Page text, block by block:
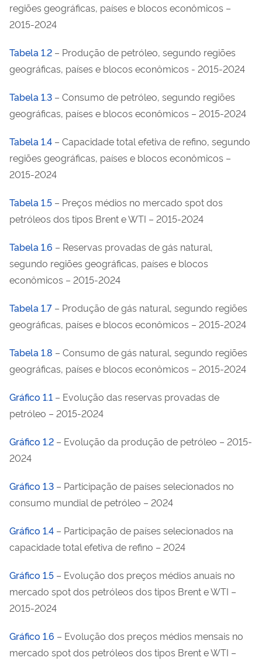
regiões geográficas, países e blocos econômicos –
2015-2024
Tabela 1.2 – Produção de petróleo, segundo regiões
geográficas, países e blocos econômicos - 2015-2024
Tabela 1.3 – Consumo de petróleo, segundo regiões
geográficas, países e blocos econômicos – 2015-2024
Tabela 1.4 – Capacidade total efetiva de refino, segundo
regiões geográficas, países e blocos econômicos –
2015-2024
Tabela 1.5 – Preços médios no mercado spot dos
petróleos dos tipos Brent e WTI – 2015-2024
Tabela 1.6 – Reservas provadas de gás natural,
segundo regiões geográficas, países e blocos
econômicos – 2015-2024
Tabela 1.7 – Produção de gás natural, segundo regiões
geográficas, países e blocos econômicos – 2015-2024
Tabela 1.8 – Consumo de gás natural, segundo regiões
geográficas, países e blocos econômicos – 2015-2024
Gráfico 1.1 – Evolução das reservas provadas de
petróleo – 2015-2024
Gráfico 1.2 – Evolução da produção de petróleo – 2015-
2024
Gráfico 1.3 – Participação de países selecionados no
consumo mundial de petróleo – 2024
Gráfico 1.4 – Participação de países selecionados na
capacidade total efetiva de refino – 2024
Gráfico 1.5 – Evolução dos preços médios anuais no
mercado spot dos petróleos dos tipos Brent e WTI –
2015-2024
Gráfico 1.6 – Evolução dos preços médios mensais no
mercado spot dos petróleos dos tipos Brent e WTI –